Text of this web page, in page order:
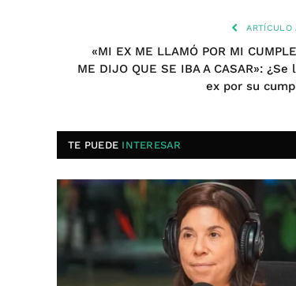
ARTÍCULO
«MI EX ME LLAMÓ POR MI
ME DIJO QUE SE IBA A CASAR»:
ex por su
TE PUEDE INTERESAR